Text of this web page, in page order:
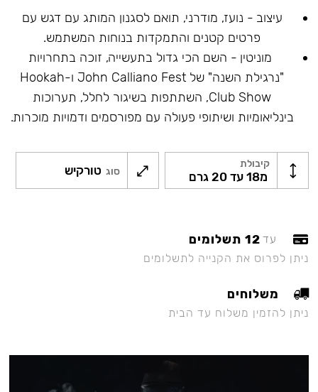
עיצוב - נועז, מודרני, תואם לסגנון המותג עם דגש עם
פרטים קטנים והתמקדות בנוחות המשתמש.
מוניטין - השם הכי גדול בתעשייה, זוכה בתחרויות
"נרגילת השנה" של John Calliano Fest ו-Hookah
Club Show, השתתפות בשיגור לחלל, תערוכות
בינליאומיות ושיתופי פעולה עם מפורסמים ודמויות מוכרות.
קיבולת
מ18 עד 20 גרם סוג טורקיש
עד 12 תשלומים
ניתן לפרוס את הקנייה לתשלומים
משלוחים
ניתן להזמין משלוח עד הבית